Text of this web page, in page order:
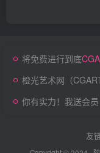
将免费进行到底
橙光艺术网（
你有实力！我送会
友